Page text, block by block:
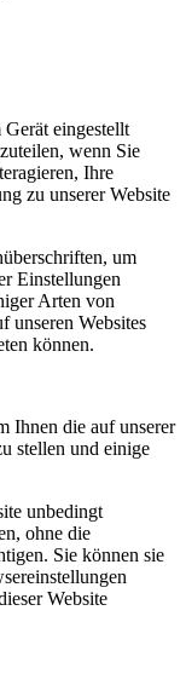
eingestellt
wenn Sie
Ihre
zu unserer Website
um
Einstellungen
Arten von
unseren Websites
können.
Ihnen die auf unserer
stellen und einige
unbedingt
ohne die
Sie können sie
Website